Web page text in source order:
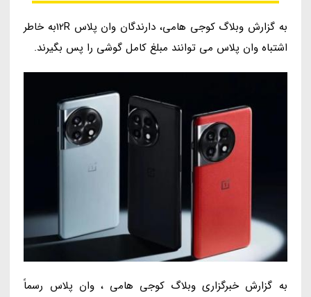
به گزارش وبلاگ کوجی هامی، دارندگان وان پلاس 12Rبه خاطر
اشتباه وان پلاس می توانند مبلغ کامل گوشی را پس بگیرند.
به گزارش خبرگزاری وبلاگ کوجی هامی ، وان پلاس رسماً